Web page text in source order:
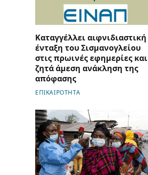
Καταγγέλλει αιφνιδιαστική
ένταξη του Σισμανογλείου
στις πρωινές εφημερίες και
ζητά άμεση ανάκληση της
απόφασης
ΕΠΙΚΑΙΡΟΤΗΤΑ